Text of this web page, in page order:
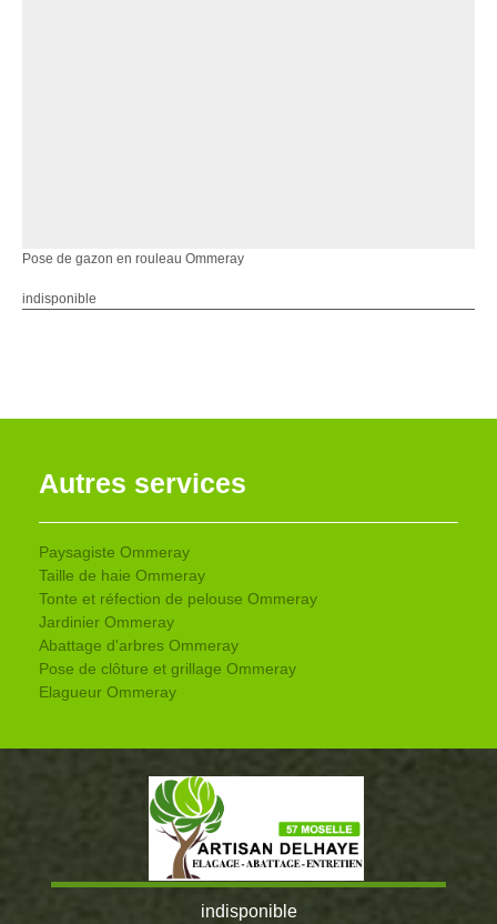
Pose de gazon en rouleau Ommeray
indisponible
Autres services
Paysagiste Ommeray
Taille de haie Ommeray
Tonte et réfection de pelouse Ommeray
Jardinier Ommeray
Abattage d'arbres Ommeray
Pose de clôture et grillage Ommeray
Elagueur Ommeray
indisponible